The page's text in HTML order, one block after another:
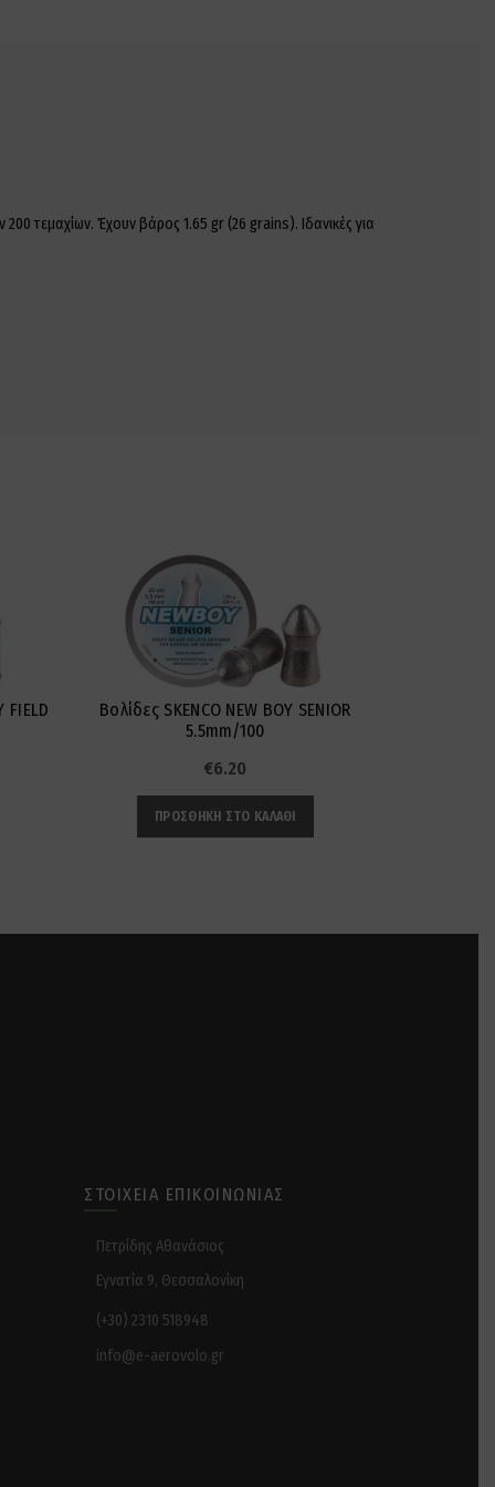
τεμαχίων. Έχουν βάρος 1.65 gr (26 grains). Ιδανικές για
FIELD
Βολίδες SKENCO NEW BOY SENIOR
5.5mm/100
€6.20
ΠΡΟΣΘΉΚΗ ΣΤΟ ΚΑΛΆΘΙ
ΣΤΟΙΧΕΊΑ ΕΠΙΚΟΙΝΩΝΊΑΣ
Πετρίδης Αθανάσιος
Εγνατία 9, Θεσσαλονίκη
(+30) 2310 518948
info@e-aerovolo.gr